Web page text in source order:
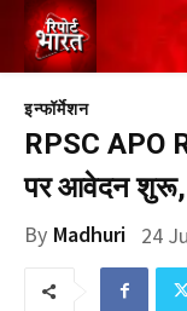
इन्फॉर्मेशन
RPSC APO
पर आवेदन शुरू,
By Madhuri 24